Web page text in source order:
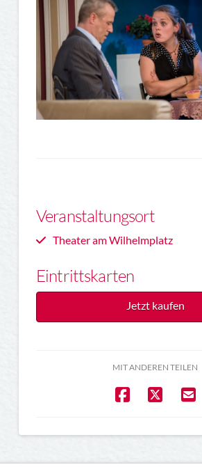
Veranstaltungsort
Theater am Wilhelmplatz
Eintrittskarten
Jetzt kaufen
MIT ANDEREN TEILEN